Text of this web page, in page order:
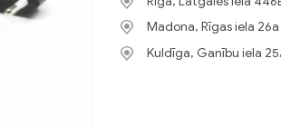
Madona, Rīgas iela 26a
Kuldīga, Ganību iela